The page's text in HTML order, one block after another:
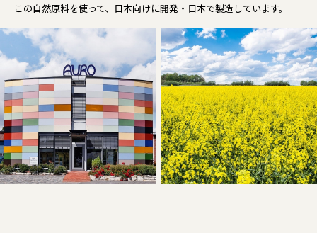
この自然原料を使って、日本向けに開発・日本で製造しています。